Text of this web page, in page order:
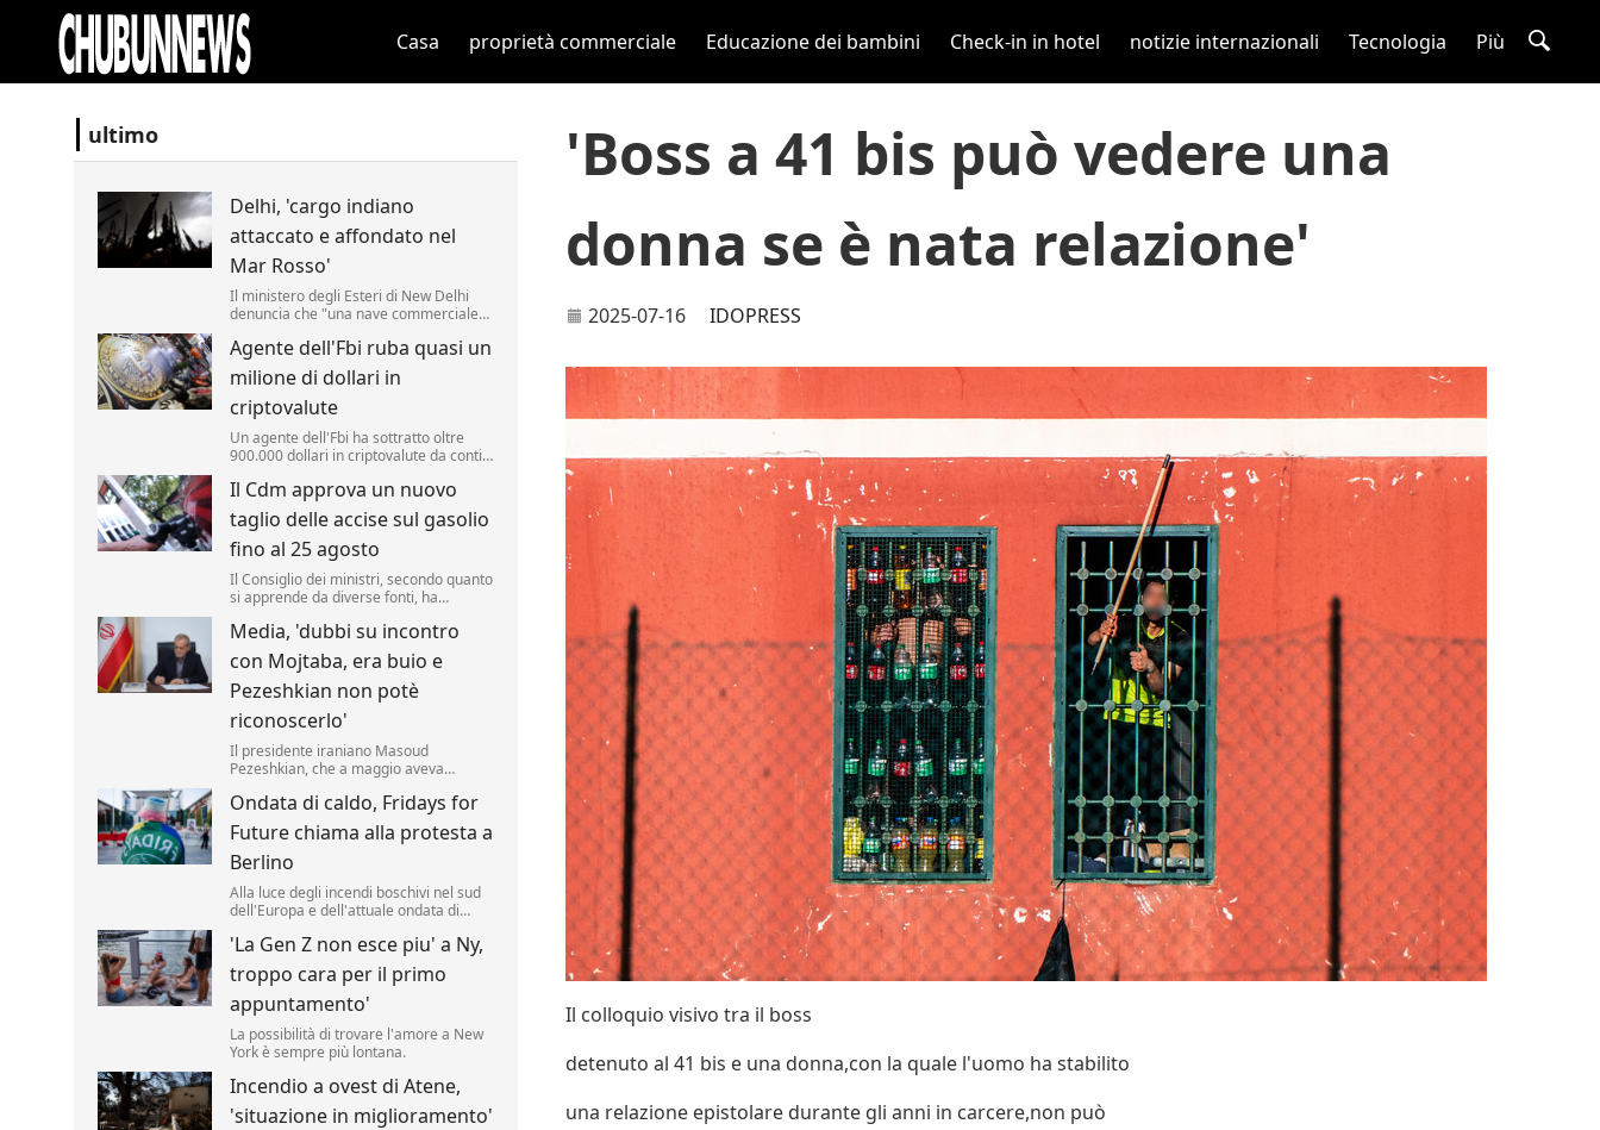
Casa proprietà commerciale Educazione dei bambini Check-in in hotel notizie internazionali Tecnologia Più
ultimo
Delhi, 'cargo indiano
attaccato e affondato nel
Mar Rosso'
Il ministero degli Esteri di New Delhi
denuncia che "una nave commerciale
Noore Oliya" ha subito "un attacco" ed
"è affondata nel Mar Rosso al largo
delle coste dello Yemen".
Agente dell'Fbi ruba quasi un
milione di dollari in
criptovalute
Un agente dell'Fbi ha sottratto oltre
900.000 dollari in criptovalute da conti
un'indagine. Lo riporta la Cnn.
Il Cdm approva un nuovo
taglio delle accise sul gasolio
fino al 25 agosto
Il Consiglio dei ministri, secondo quanto
si apprende da diverse fonti, ha
sul gasolio fino al 25 agosto. Il valore
della riduzione resta di 17 centesimi al
litro (compresa l'Iva) .
Media, 'dubbi su incontro
con Mojtaba, era buio e
Pezeshkian non potè
riconoscerlo'
Il presidente iraniano Masoud
Pezeshkian, che a maggio aveva
la nuova Guida Suprema Mojtaba
Khamenei, avrebbe avuto solo un
incontro di pochi minuti, al buio, senza
poterlo riconoscere.
Ondata di caldo, Fridays for
Future chiama alla protesta a
Berlino
Alla luce degli incendi boschivi nel sud
dell'Europa e dell'attuale ondata di
del clima "Fridays for Future" ha indetto
per giovedì pomeriggio una
manifestazione davanti alla Cancelleria
federale tedesca a Berlino.
'La Gen Z non esce piu' a Ny,
troppo cara per il primo
appuntamento'
La possibilità di trovare l'amore a New
York è sempre più lontana.
Incendio a ovest di Atene,
'situazione in miglioramento'
'Boss a 41 bis può vedere una
donna se è nata relazione'
2025-07-16IDOPRESS
Il colloquio visivo tra il boss
detenuto al 41 bis e una donna,con la quale l'uomo ha stabilito
una relazione epistolare durante gli anni in carcere,non può